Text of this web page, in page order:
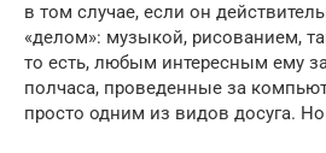
в том случае, если он
«делом»: музыкой, рисованием,
то есть, любым интересным ему
полчаса, проведенные за
просто одним из видов досуга.